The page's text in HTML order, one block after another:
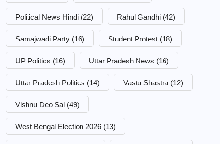
Political News Hindi (22) Rahul Gandhi (42)
Samajwadi Party (16) Student Protest (18)
UP Politics (16) Uttar Pradesh News (16)
Uttar Pradesh Politics (14) Vastu Shastra (12)
Vishnu Deo Sai (49)
West Bengal Election 2026 (13)